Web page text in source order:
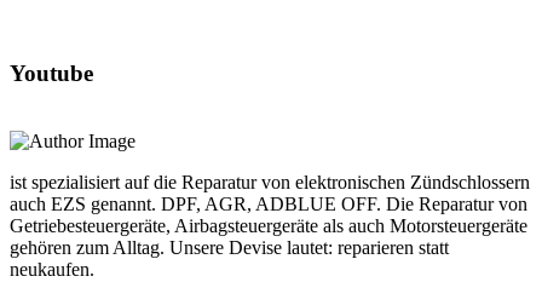
Youtube
ist spezialisiert auf die Reparatur von elektronischen Zündschlossern
auch EZS genannt. DPF, AGR, ADBLUE OFF. Die Reparatur von
Getriebesteuergeräte, Airbagsteuergeräte als auch Motorsteuergeräte
gehören zum Alltag. Unsere Devise lautet: reparieren statt
neukaufen.